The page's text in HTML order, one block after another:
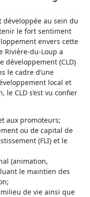
développée au sein du
le fort sentiment
envers cette
Rivière-du-Loup a
développement (CLD)
le cadre d’une
local et
CLD s’est vu confier
aux promoteurs;
ou de capital de
(FLI) et le
(animation,
le maintien des
de vie ainsi que